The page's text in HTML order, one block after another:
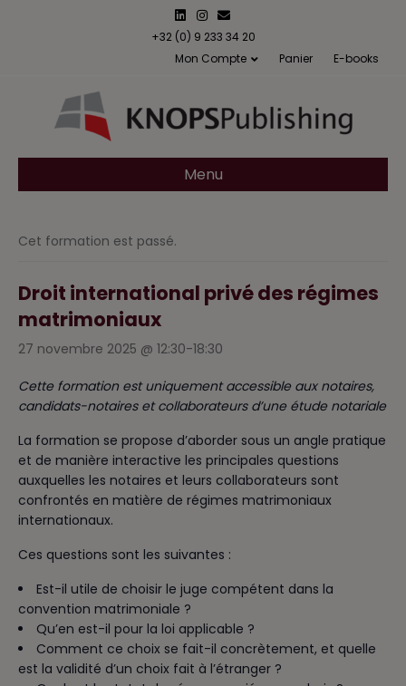
n
n
s
a
m
m
a
l
+32 (0) 9 233 34 20
Mon Compte
Panier E-books
Menu
Cet formation est passé.
Droit international privé des régimes
matrimoniaux
27 novembre 2025 @ 12:30-18:30
Cette formation est uniquement accessible aux notaires,
candidats-notaires et collaborateurs d’une étude notariale
La formation se propose d’aborder sous un angle pratique
et de manière interactive les principales questions
auxquelles les notaires et leurs collaborateurs sont
confrontés en matière de régimes matrimoniaux
internationaux.
Ces questions sont les suivantes :
Est-il utile de choisir le juge compétent dans la
convention matrimoniale ?
Qu’en est-il pour la loi applicable ?
Comment ce choix se fait-il concrètement, et quelle
est la validité d’un choix fait à l’étranger ?